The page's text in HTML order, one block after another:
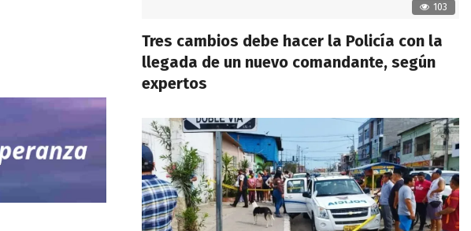
103
Tres cambios debe hacer la Policía con la
llegada de un nuevo comandante, según
expertos